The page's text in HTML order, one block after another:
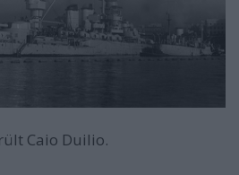
Caio Duilio.